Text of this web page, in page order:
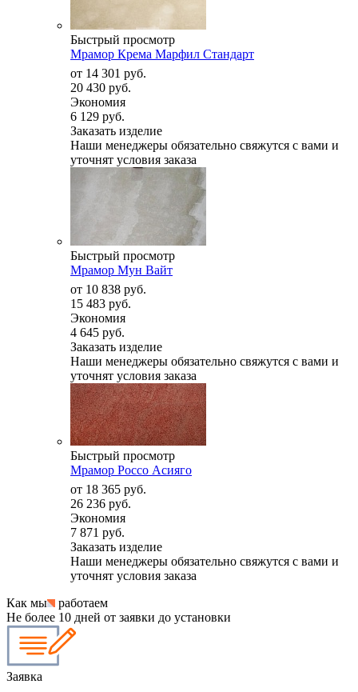
Быстрый просмотр
Мрамор Крема Марфил Стандарт
от 14 301 руб.
20 430 руб.
Экономия
6 129 руб.
Заказать изделие
Наши менеджеры обязательно свяжутся с вами и
уточнят условия заказа
Быстрый просмотр
Мрамор Мун Вайт
от 10 838 руб.
15 483 руб.
Экономия
4 645 руб.
Заказать изделие
Наши менеджеры обязательно свяжутся с вами и
уточнят условия заказа
Быстрый просмотр
Мрамор Россо Асияго
от 18 365 руб.
26 236 руб.
Экономия
7 871 руб.
Заказать изделие
Наши менеджеры обязательно свяжутся с вами и
уточнят условия заказа
Как мы
работаем
Не более 10 дней от заявки до установки
Заявка